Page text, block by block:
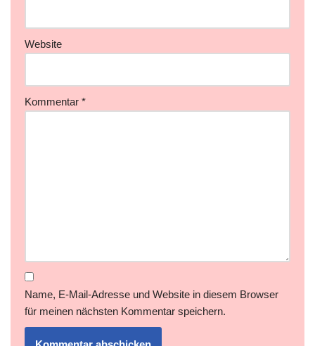
Website
Kommentar *
Name, E-Mail-Adresse und Website in diesem Browser
für meinen nächsten Kommentar speichern.